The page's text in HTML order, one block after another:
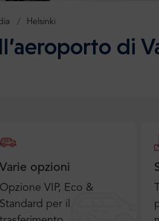
Helsinki
di
Varie opzioni
Opzione VIP, Eco &
Standard per il